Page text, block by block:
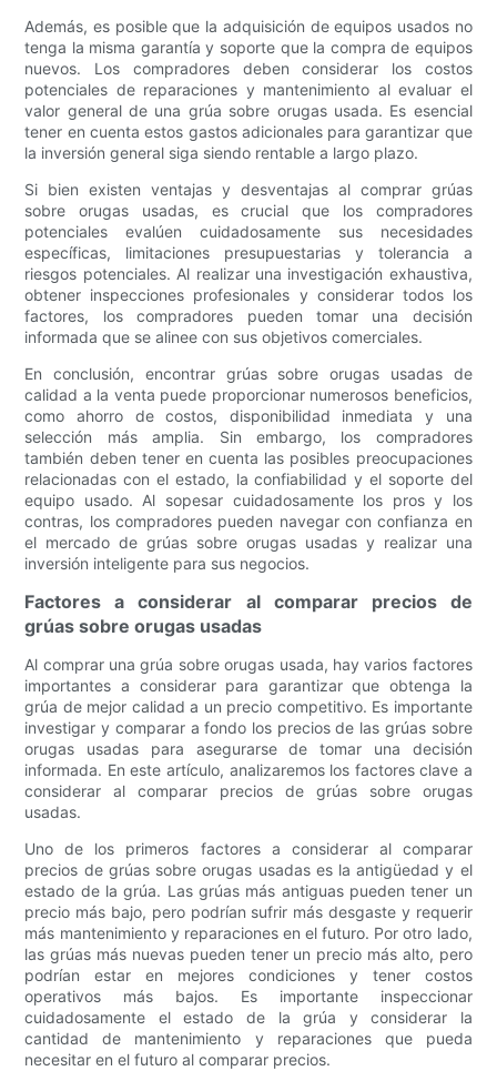
Además, es posible que la adquisición de equipos usados ​​no
tenga la misma garantía y soporte que la compra de equipos
nuevos. Los compradores deben considerar los costos
potenciales de reparaciones y mantenimiento al evaluar el
valor general de una grúa sobre orugas usada. Es esencial
tener en cuenta estos gastos adicionales para garantizar que
la inversión general siga siendo rentable a largo plazo.
Si bien existen ventajas y desventajas al comprar grúas
sobre orugas usadas, es crucial que los compradores
potenciales evalúen cuidadosamente sus necesidades
específicas, limitaciones presupuestarias y tolerancia a
riesgos potenciales. Al realizar una investigación exhaustiva,
obtener inspecciones profesionales y considerar todos los
factores, los compradores pueden tomar una decisión
informada que se alinee con sus objetivos comerciales.
En conclusión, encontrar grúas sobre orugas usadas de
calidad a la venta puede proporcionar numerosos beneficios,
como ahorro de costos, disponibilidad inmediata y una
selección más amplia. Sin embargo, los compradores
también deben tener en cuenta las posibles preocupaciones
relacionadas con el estado, la confiabilidad y el soporte del
equipo usado. Al sopesar cuidadosamente los pros y los
contras, los compradores pueden navegar con confianza en
el mercado de grúas sobre orugas usadas y realizar una
inversión inteligente para sus negocios.
Factores a considerar al comparar precios de
grúas sobre orugas usadas
Al comprar una grúa sobre orugas usada, hay varios factores
importantes a considerar para garantizar que obtenga la
grúa de mejor calidad a un precio competitivo. Es importante
investigar y comparar a fondo los precios de las grúas sobre
orugas usadas para asegurarse de tomar una decisión
informada. En este artículo, analizaremos los factores clave a
considerar al comparar precios de grúas sobre orugas
usadas.
Uno de los primeros factores a considerar al comparar
precios de grúas sobre orugas usadas es la antigüedad y el
estado de la grúa. Las grúas más antiguas pueden tener un
precio más bajo, pero podrían sufrir más desgaste y requerir
más mantenimiento y reparaciones en el futuro. Por otro lado,
las grúas más nuevas pueden tener un precio más alto, pero
podrían estar en mejores condiciones y tener costos
operativos más bajos. Es importante inspeccionar
cuidadosamente el estado de la grúa y considerar la
cantidad de mantenimiento y reparaciones que pueda
necesitar en el futuro al comparar precios.